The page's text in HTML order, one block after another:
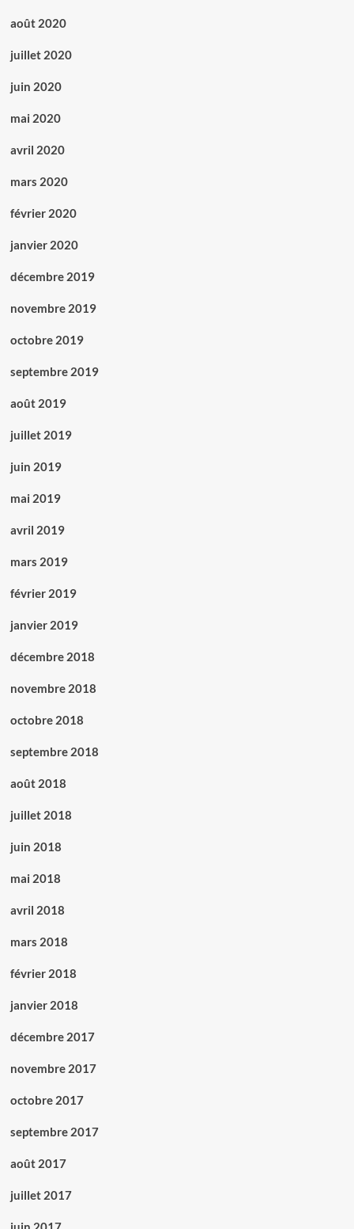
août 2020
juillet 2020
juin 2020
mai 2020
avril 2020
mars 2020
février 2020
janvier 2020
décembre 2019
novembre 2019
octobre 2019
septembre 2019
août 2019
juillet 2019
juin 2019
mai 2019
avril 2019
mars 2019
février 2019
janvier 2019
décembre 2018
novembre 2018
octobre 2018
septembre 2018
août 2018
juillet 2018
juin 2018
mai 2018
avril 2018
mars 2018
février 2018
janvier 2018
décembre 2017
novembre 2017
octobre 2017
septembre 2017
août 2017
juillet 2017